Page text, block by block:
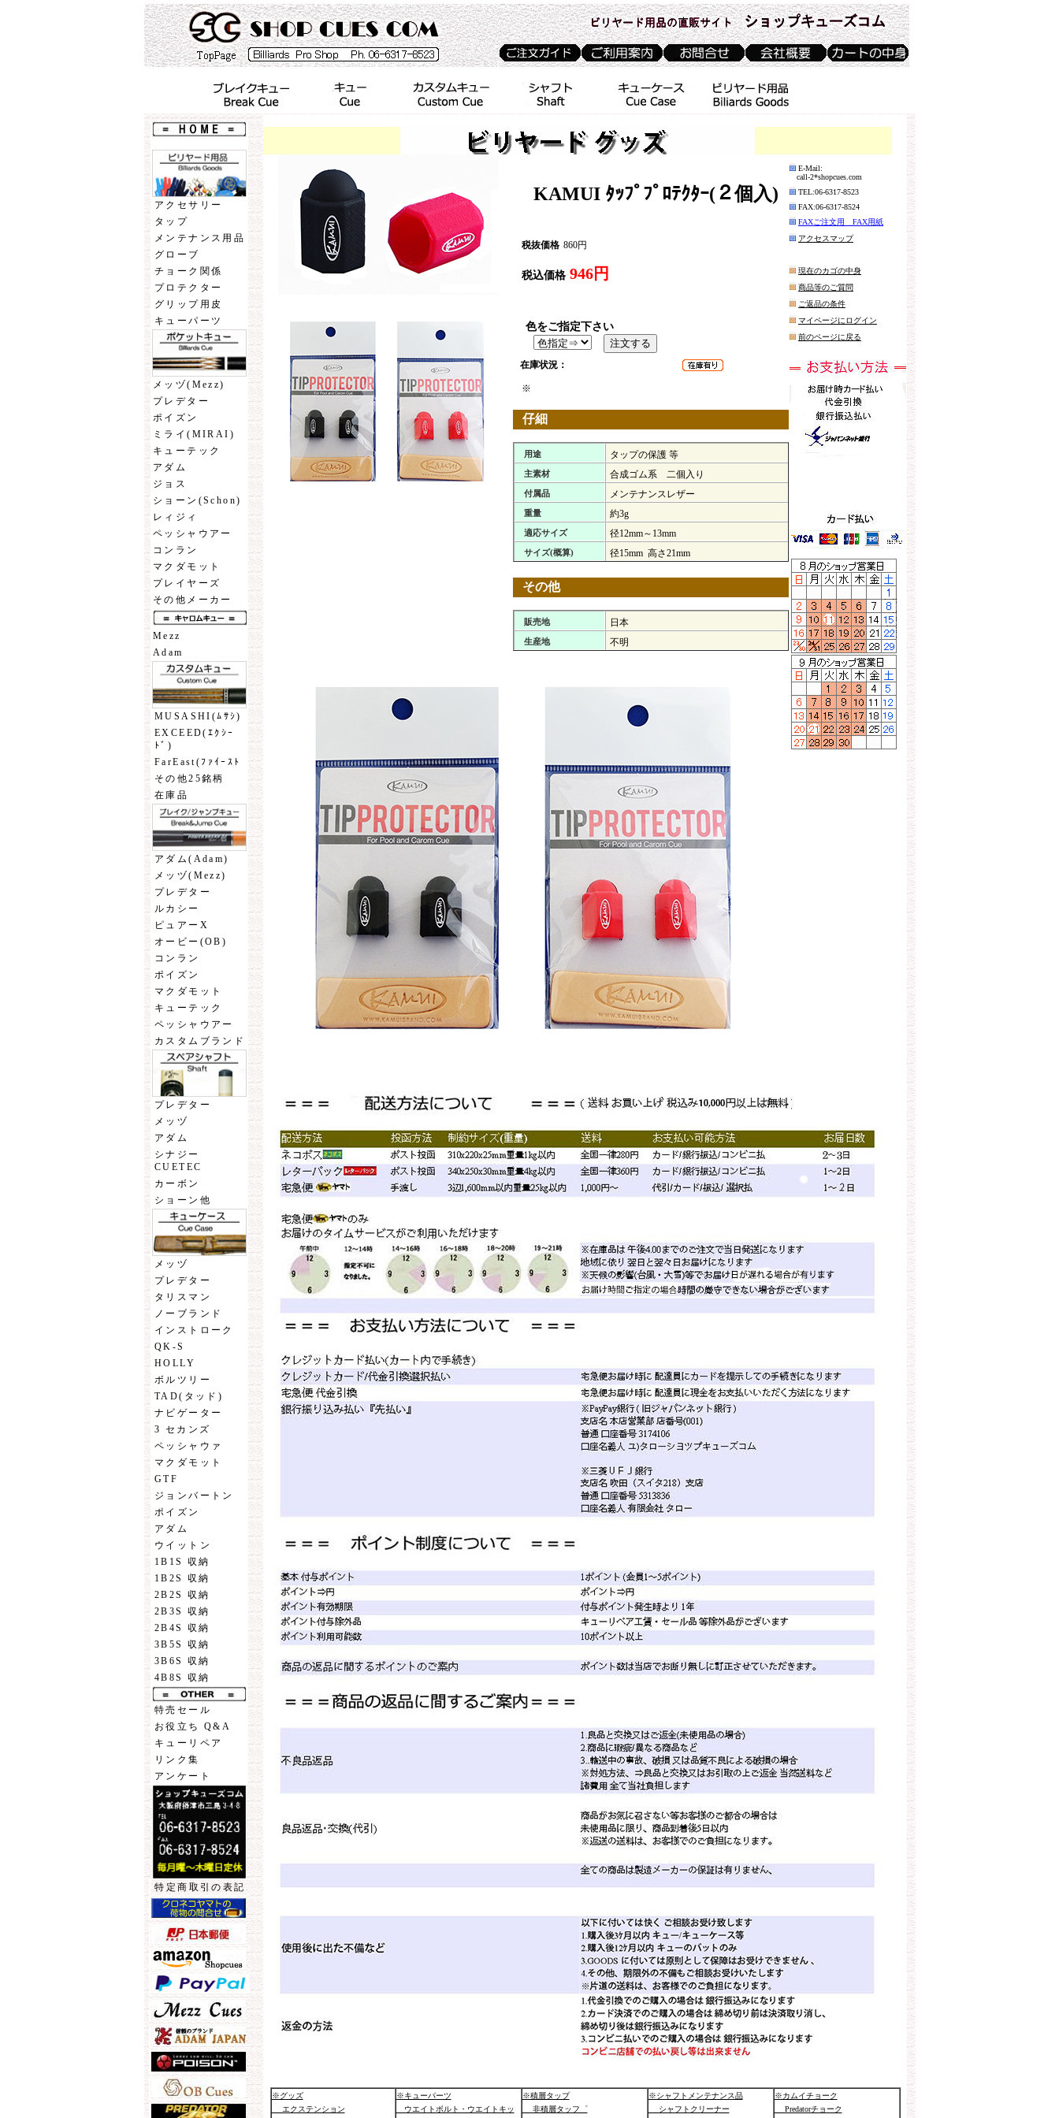
アクセサリー
タップ
メンテナンス用品
グローブ
チョーク関係
プロテクター
グリップ用皮
キューパーツ
メッヅ(Mezz)
プレデター
ポイズン
ミライ(MIRAI)
キューテック
アダム
ジョス
ショーン(Schon)
レィジィ
ペッシャウアー
コンラン
マクダモット
プレイヤーズ
その他メーカー
Mezz
Adam
MUSASHI(ﾑｻｼ)
EXCEED(ｴｸｼｰ
ﾄﾞ)
FarEast(ﾌｧｲｰｽﾄ
その他25銘柄
在庫品
アダム(Adam)
メッヅ(Mezz)
プレデター
ルカシー
ピュアーX
オービー(OB)
コンラン
ポイズン
マクダモット
キューテック
ペッシャウアー
カスタムブランド
プレデター
メッヅ
アダム
シナジー
CUETEC
カーボン
ショーン他
メッヅ
プレデター
タリスマン
ノーブランド
インストローク
QK-S
HOLLY
ボルツリー
TAD(タッド)
ナビゲーター
3 セカンズ
ペッシャウァ
マクダモット
GTF
ジョンバートン
ポイズン
アダム
ウイットン
1B1S 収納
1B2S 収納
2B2S 収納
2B3S 収納
2B4S 収納
3B5S 収納
3B6S 収納
4B8S 収納
特売セール
お役立ち Q&A
キューリペア
リンク集
アンケート
特定商取引の表記
KAMUI ﾀｯﾌﾟﾌﾟﾛﾃｸﾀｰ(２個入)
税抜価格 860円
税込価格 946円
色をご指定下さい
在庫状況：
※
仔細
用途 タップの保護 等
主素材 合成ゴム系 二個入り
付属品 メンテナンスレザー
重量 約3g
適応サイズ 径12mm～13mm
サイズ(概算) 径15mm 高さ21mm
その他
販売地 日本
生産地 不明
E-Mail:
call-2*shopcues.com
TEL:06-6317-8523
FAX:06-6317-8524
FAXご注文用 FAX用紙
アクセスマップ
現在のカゴの中身
商品等のご質問
ご返品の条件
マイページにログイン
前のページに戻る
※グッズ
エクステンション
※キューパーツ
ウエイトボルト・ウエイトキッ
※積層タップ
非積層タッフ゜
※シャフトメンテナンス品
シャフトクリーナー
※カムイチョーク
Predatorチョーク